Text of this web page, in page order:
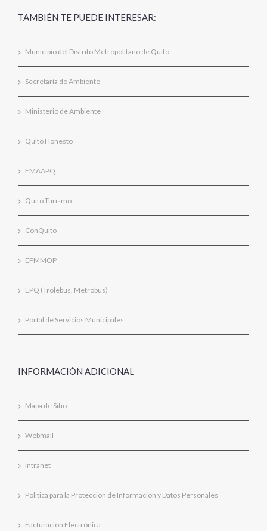
TAMBIÉN TE PUEDE INTERESAR:
Municipio del Distrito Metropolitano de Quito
Secretaría de Ambiente
Ministerio de Ambiente
Quito Honesto
EMAAPQ
Quito Turismo
ConQuito
EPMMOP
EPQ (Trolebus, Metrobus)
Portal de Servicios Municipales
INFORMACIÓN ADICIONAL
Mapa de Sitio
Webmail
Intranet
Política para la Protección de Información y Datos Personales
Facturación Electrónica